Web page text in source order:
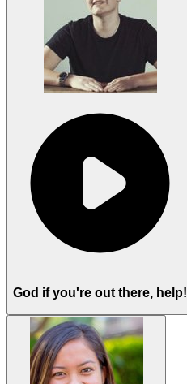
God if you're out there, help!